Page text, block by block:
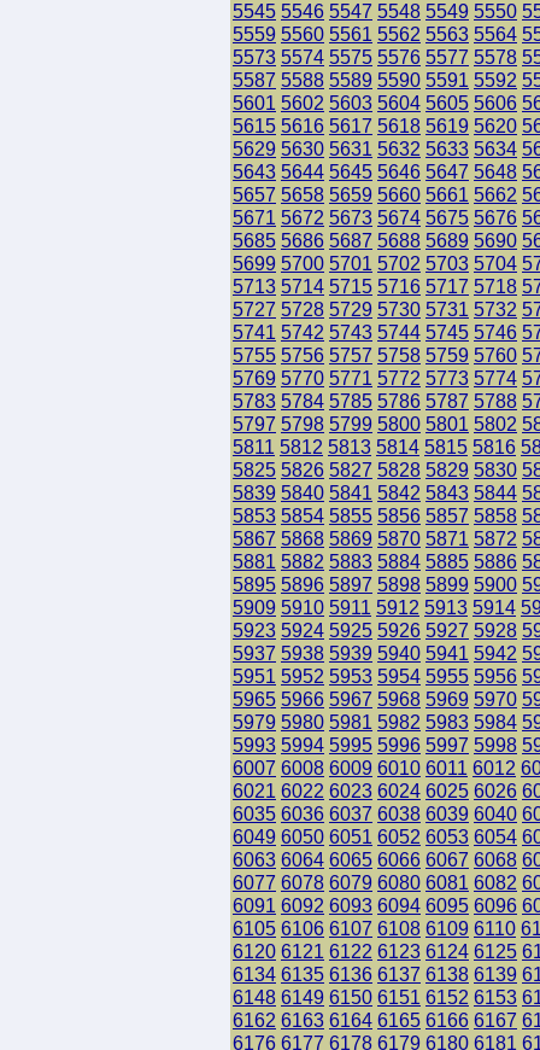
5545 5546 5547 5548 5549 5550
5559 5560 5561 5562 5563 5564
5573 5574 5575 5576 5577 5578
5587 5588 5589 5590 5591 5592
5601 5602 5603 5604 5605 5606
5615 5616 5617 5618 5619 5620
5629 5630 5631 5632 5633 5634
5643 5644 5645 5646 5647 5648
5657 5658 5659 5660 5661 5662
5671 5672 5673 5674 5675 5676
5685 5686 5687 5688 5689 5690
5699 5700 5701 5702 5703 5704
5713 5714 5715 5716 5717 5718
5727 5728 5729 5730 5731 5732
5741 5742 5743 5744 5745 5746
5755 5756 5757 5758 5759 5760
5769 5770 5771 5772 5773 5774
5783 5784 5785 5786 5787 5788
5797 5798 5799 5800 5801 5802
5811 5812 5813 5814 5815 5816
5825 5826 5827 5828 5829 5830
5839 5840 5841 5842 5843 5844
5853 5854 5855 5856 5857 5858
5867 5868 5869 5870 5871 5872
5881 5882 5883 5884 5885 5886
5895 5896 5897 5898 5899 5900
5909 5910 5911 5912 5913 5914
5923 5924 5925 5926 5927 5928
5937 5938 5939 5940 5941 5942
5951 5952 5953 5954 5955 5956
5965 5966 5967 5968 5969 5970
5979 5980 5981 5982 5983 5984
5993 5994 5995 5996 5997 5998
6007 6008 6009 6010 6011 6012
6021 6022 6023 6024 6025 6026
6035 6036 6037 6038 6039 6040
6049 6050 6051 6052 6053 6054
6063 6064 6065 6066 6067 6068
6077 6078 6079 6080 6081 6082
6091 6092 6093 6094 6095 6096
6105 6106 6107 6108 6109 6110
6120 6121 6122 6123 6124 6125
6134 6135 6136 6137 6138 6139
6148 6149 6150 6151 6152 6153
6162 6163 6164 6165 6166 6167
6176 6177 6178 6179 6180 6181